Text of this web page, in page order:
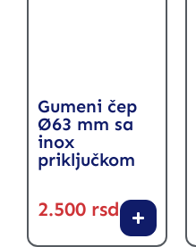
Gumeni čep
Ø63 mm sa
inox
priključkom
2.500 rsd